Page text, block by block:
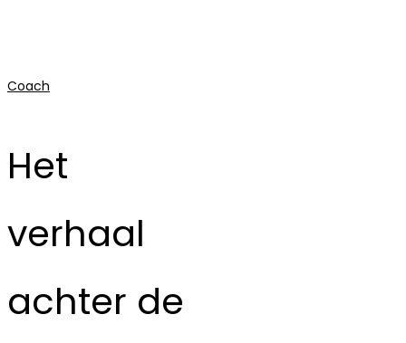
Coach
Het
verhaal
achter de